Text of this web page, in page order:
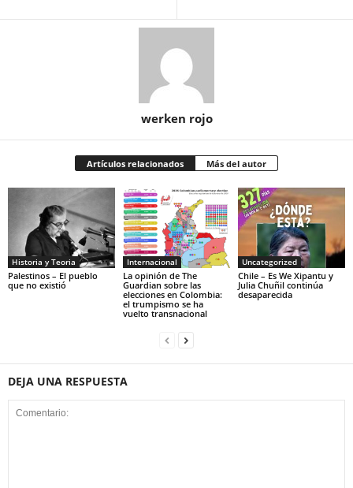
werken rojo
Artículos relacionados Más del autor
Historia y Teoria
Palestinos – El pueblo
que no existió
Internacional
La opinión de The
Guardian sobre las
elecciones en Colombia:
el trumpismo se ha
vuelto transnacional
Uncategorized
Chile – Es We Xipantu y
Julia Chuñil continúa
desaparecida
DEJA UNA RESPUESTA